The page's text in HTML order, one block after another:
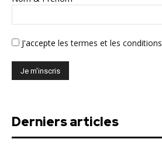
J'accepte les termes et les conditions
Derniers articles